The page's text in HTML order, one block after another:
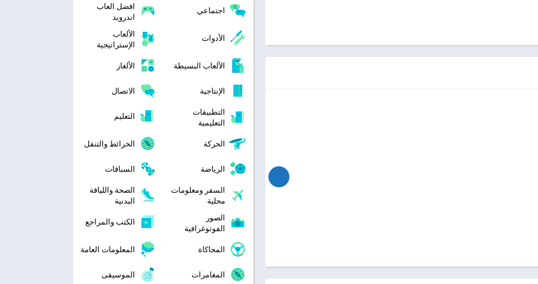
اجتماعي
افضل العاب
اندرويد
الأدوات
الألعاب
الإستراتيجية
الألعاب البسيطة
الألغاز
الإنتاجية
الاتصال
التطبيقات
التعليمية
التعليم
الحركة الخرائط والتنقل
الرياضة
السباقات
السفر ومعلومات
محلية
الصحة واللياقة
البدنية
الصور
الفوتوغرافية
الكتب والمراجع
المحاكاة المعلومات العامة
المغامرات
الموسيقى